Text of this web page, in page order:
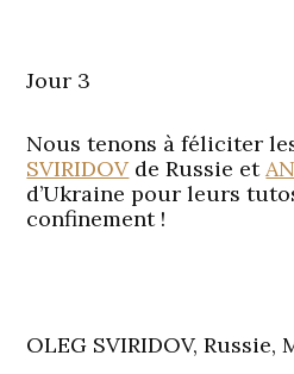
Jour 3
Nous tenons à féliciter
SVIRIDOV de Russie et
d’Ukraine pour leurs
confinement !
OLEG SVIRIDOV, Russie,